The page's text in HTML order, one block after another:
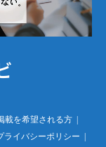
載を希望される方
ライバシーポリシー